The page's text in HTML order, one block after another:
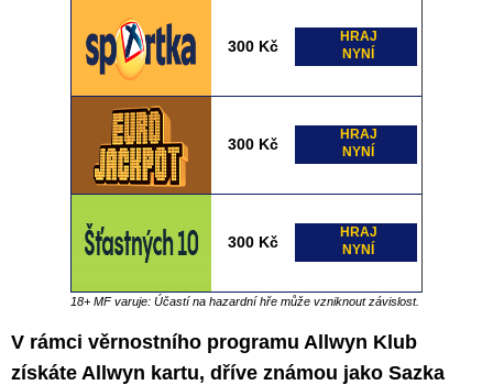
300 Kč
HRAJ
NYNÍ
300 Kč
HRAJ
NYNÍ
300 Kč
HRAJ
NYNÍ
18+ MF varuje: Účastí na hazardní hře může vzniknout závislost.
V rámci věrnostního programu Allwyn Klub
získáte Allwyn kartu, dříve známou jako Sazka